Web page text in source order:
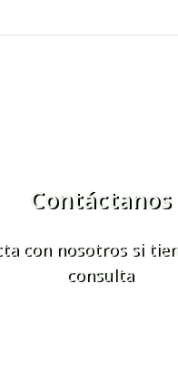
Contáctanos
con nosotros si
consulta